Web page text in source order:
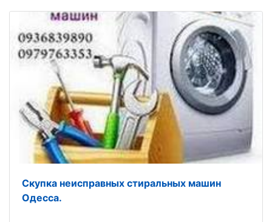
Скупка неисправных стиральных машин
Одесса.